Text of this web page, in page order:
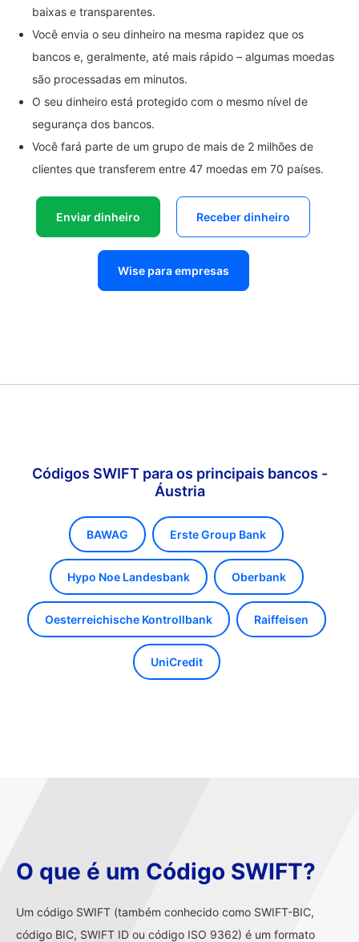
baixas e transparentes.
Você envia o seu dinheiro na mesma rapidez que os
bancos e, geralmente, até mais rápido – algumas moedas
são processadas em minutos.
O seu dinheiro está protegido com o mesmo nível de
segurança dos bancos.
Você fará parte de um grupo de mais de 2 milhões de
clientes que transferem entre 47 moedas em 70 países.
Enviar dinheiro Receber dinheiro
Wise para empresas
Códigos SWIFT para os principais bancos -
Áustria
BAWAG Erste Group Bank
Hypo Noe Landesbank Oberbank
Oesterreichische Kontrollbank Raiffeisen
UniCredit
O que é um Código SWIFT?
Um código SWIFT (também conhecido como SWIFT-BIC,
código BIC, SWIFT ID ou código ISO 9362) é um formato